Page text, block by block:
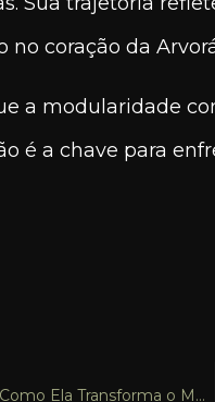
coração da
a modularidade
é a chave para
Os Princípios da Construção Modular e Como Ela Transforma o Mercado da Arquitetura